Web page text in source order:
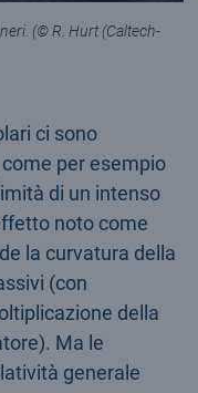
(© R. Hurt (Caltech-
ci sono
per esempio
di un intenso
noto come
la curvatura della
(con
della
Ma le
generale